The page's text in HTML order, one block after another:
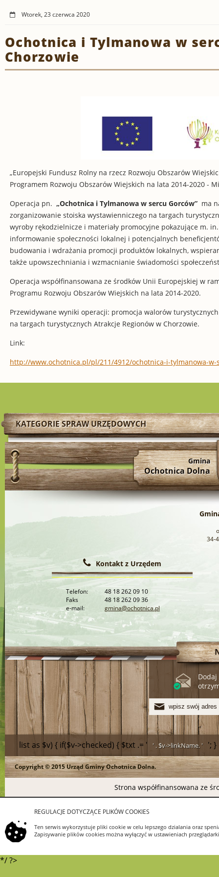
Wtorek, 23 czerwca 2020
Ochotnica i Tylmanowa w
Chorzowie
„Europejski Fundusz Rolny na rzecz Rozwoju Obszarów
Programem Rozwoju Obszarów Wiejskich na lata 2014-2020 -
Operacja pn. „Ochotnica i Tylmanowa w sercu Gorców” ma
zorganizowanie stoiska wystawienniczego na targach
wyroby rękodzielnicze i materiały promocyjne pokazujące m.
informowanie społeczności lokalnej i potencjalnych
budowania i wdrażania promocji produktów lokalnych,
także upowszechniania i wzmacnianie świadomości
Operacja współfinansowana ze środków Unii Europejskiej w
Programu Rozwoju Obszarów Wiejskich na lata 2014-2020.
Przewidywane wyniki operacji: promocja walorów
na targach turystycznych Atrakcje Regionów w Chorzowie.
Link:
http://www.ochotnica.pl/pl/211/4912/ochotnica-i-tylmanowa-
KATEGORIE SPRAW URZĘDOWYCH
Gmina
Ochotnica Dolna
34-
Kontakt z Urzędem
Telefon:
48 18 262 09 10
Faks
48 18 262 09 36
e-mail:
gmina@ochotnica.pl
list as $v) { if($v->checked) { $txt .= ' ' . $v->linkName. ' '; }
Copyright © 2015 Urząd Gminy Ochotnica Dolna.
Strona współfinansowana ze
REGULACJE DOTYCZĄCE PLIKÓW COOKIES
Ten serwis wykorzystuje pliki cookie w celu lepszego dzialania oraz
Zapisywanie plików cookies można wyłączyć w ustawieniach
*/ ?>